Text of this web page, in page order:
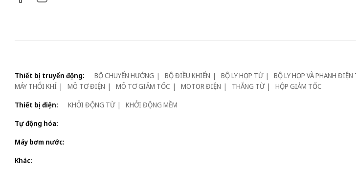
Thiết bị truyển động: BỘ CHUYỂN HƯỚNG BỘ ĐIỀU KHIỂN BỘ LY HỢP TỪ BỘ LY HỢP VÀ PHANH ĐIỆN
MÁY THỔI KHÍ
MÔ TƠ ĐIỆN MÔ TƠ GIẢM TỐC MOTOR ĐIỆN THẮNG TỪ
HỘP GIẢM TỐC
Thiết bị điện:
KHỞI ĐỘNG TỪ
KHỞI ĐỘNG MỀM
Tự động hóa:
Máy bơm nước:
Khác: